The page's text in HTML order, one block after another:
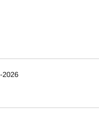
2026